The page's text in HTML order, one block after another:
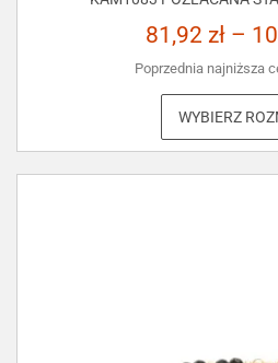
81,92 zł –
Poprzednia najniższa
WYBIERZ